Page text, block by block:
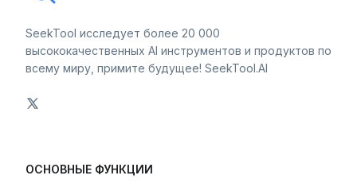
SeekTool исследует более 20 000
высококачественных AI инструментов и продуктов по
всему миру, примите будущее! SeekTool.AI
ОСНОВНЫЕ ФУНКЦИИ